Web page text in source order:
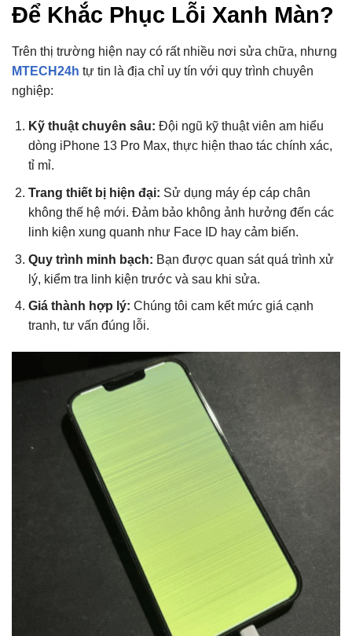
Để Khắc Phục Lỗi Xanh Màn?
Trên thị trường hiện nay có rất nhiều nơi sửa chữa, nhưng
MTECH24h tự tin là địa chỉ uy tín với quy trình chuyên
nghiệp:
Kỹ thuật chuyên sâu: Đội ngũ kỹ thuật viên am hiểu
dòng iPhone 13 Pro Max, thực hiện thao tác chính xác,
tỉ mỉ.
Trang thiết bị hiện đại: Sử dụng máy ép cáp chân
không thế hệ mới. Đảm bảo không ảnh hưởng đến các
linh kiện xung quanh như Face ID hay cảm biến.
Quy trình minh bạch: Bạn được quan sát quá trình xử
lý, kiểm tra linh kiện trước và sau khi sửa.
Giá thành hợp lý: Chúng tôi cam kết mức giá cạnh
tranh, tư vấn đúng lỗi.